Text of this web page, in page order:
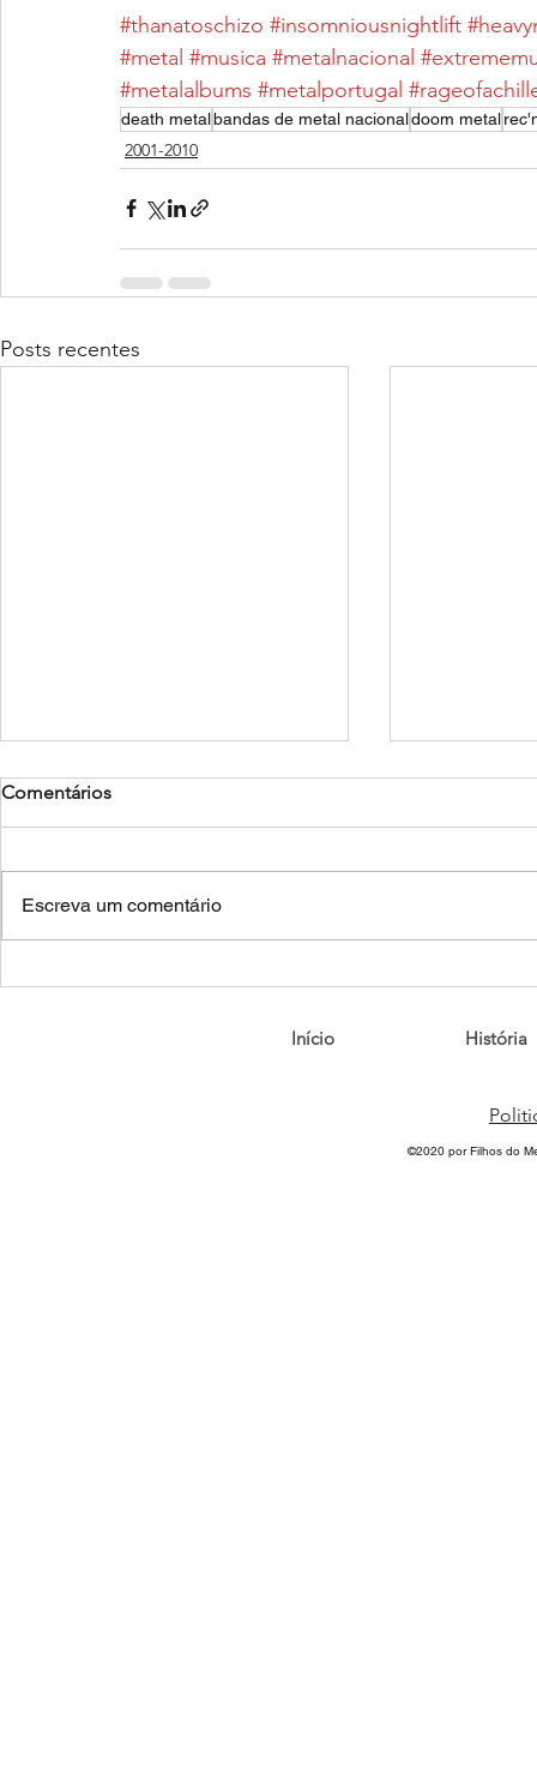
#thanatoschizo #insomniousnightlift
#metal #musica #metalnacional
#metalalbums #metalportugal
death metalbandas de metal nacionaldoom metal
2001-2010
Posts recentes
Comentários
Escreva um comentário
Início História
©2020 por Filhos do